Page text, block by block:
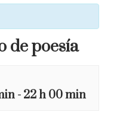
de poesía
- 22 h 00 min